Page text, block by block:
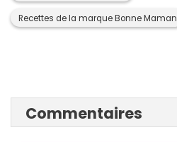
Recettes de la marque Bonne Maman
Commentaires